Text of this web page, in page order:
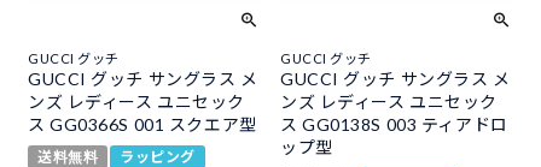
GUCCI グッチ
GUCCI グッチ サングラス メ
ンズ レディース ユニセック
ス GG0366S 001 スクエア型
送料無料
ラッピング
GUCCI グッチ
GUCCI グッチ サングラス メ
ンズ レディース ユニセック
ス GG0138S 003 ティアドロ
ップ型